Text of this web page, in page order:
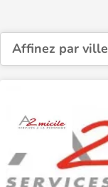
Affinez par ville